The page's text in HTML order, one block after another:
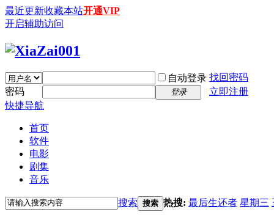
最近更新收藏本站开通VIP
开启辅助访问
自动登录 找回密码
密码
登录
立即注册
快捷导航
首页
软件
电影
剧集
音乐
搜索 搜索 热搜: 最后生还者 星期三